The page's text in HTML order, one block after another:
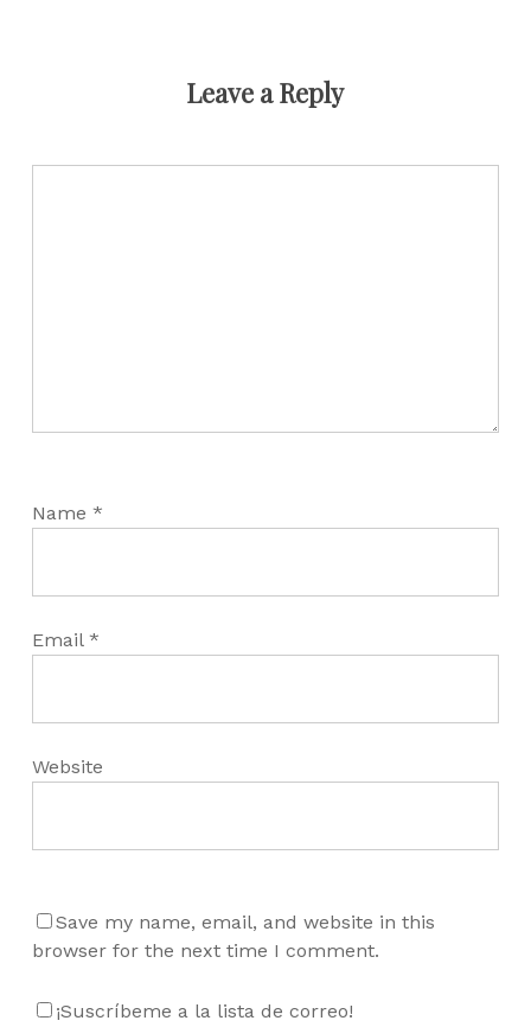
Leave a Reply
Name *
Email *
Website
Save my name, email, and website in this
browser for the next time I comment.
¡Suscríbeme a la lista de correo!